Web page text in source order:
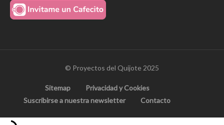
© Proyectos del Quijote 2025
Sitemap
Privacidad y Cookies
Suscribirse a nuestra newsletter
Contacto